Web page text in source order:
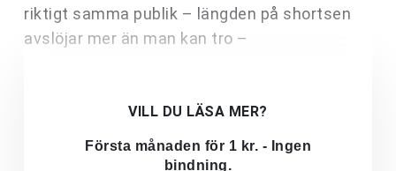
riktigt samma publik – längden på shortsen
avslöjar mer än man kan tro –
VILL DU LÄSA MER?
Första månaden för 1 kr. - Ingen
bindning.